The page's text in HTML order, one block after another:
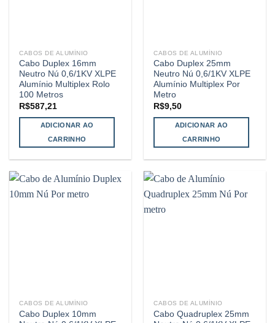
CABOS DE ALUMÍNIO
Cabo Duplex 16mm
Neutro Nú 0,6/1KV XLPE
Alumínio Multiplex Rolo
100 Metros
R$587,21
ADICIONAR AO
CARRINHO
CABOS DE ALUMÍNIO
Cabo Duplex 25mm
Neutro Nú 0,6/1KV XLPE
Alumínio Multiplex Por
Metro
R$9,50
ADICIONAR AO
CARRINHO
CABOS DE ALUMÍNIO
Cabo Duplex 10mm
CABOS DE ALUMÍNIO
Cabo Quadruplex 25mm